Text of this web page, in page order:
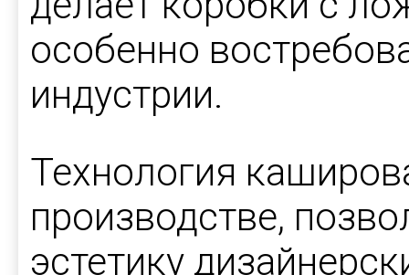
особенно
индустрии.
Технология
производстве,
эстетику